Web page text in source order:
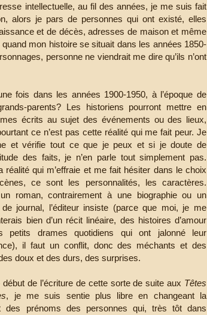
intellectuelle, au fil des années, je me suis fait
alors je pars de personnes qui ont existé, elles
et de décès, adresses de maison et même
mon histoire se situait dans les années 1850-
personne ne viendrait me dire qu’ils n’ont
fois dans les années 1900-1950, à l’époque de
parents? Les historiens pourront mettre en
écrits au sujet des événements ou des lieux,
ce n’est pas cette réalité qui me fait peur. Je
et vérifie tout ce que je peux et si je doute de
des faits, je n’en parle tout simplement pas.
réalité qui m’effraie et me fait hésiter dans le choix
ce sont les personnalités, les caractères.
roman, contrairement à une biographie ou un
journal, l’éditeur insiste (parce que moi, je me
bien d’un récit linéaire, des histoires d’amour
petits drames quotidiens qui ont jalonné leur
il faut un conflit, donc des méchants et des
doux et des durs, des surprises.
début de l’écriture de cette sorte de suite aux Têtes
, je me suis sentie plus libre en changeant la
des prénoms des personnes qui, très tôt dans